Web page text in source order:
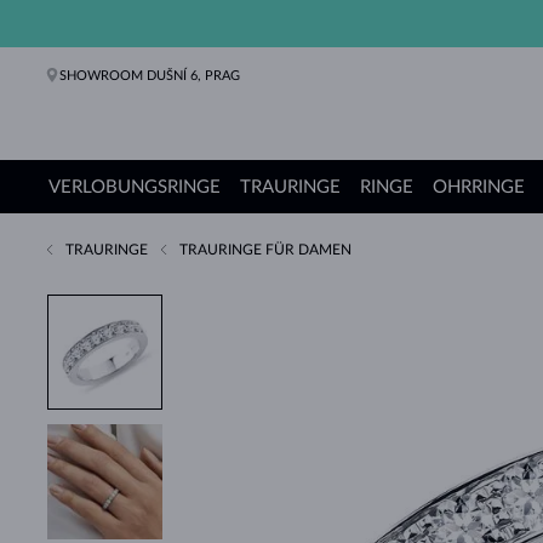
SHOWROOM DUŠNÍ 6, PRAG
VERLOBUNGSRINGE
Verlobungsringe
TRAURINGE
Trauringe
RINGE
Ringe
OHRRINGE
Ohrringe
Ketten
Armbänder
Perlen
Schmuck
Geschenke
KLENOTA Kollektionen
TRAURINGE TRAURINGE FÜR DAMEN